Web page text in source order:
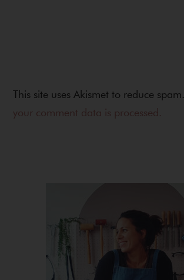
This site uses Akismet to reduce spam.
your comment data is processed.